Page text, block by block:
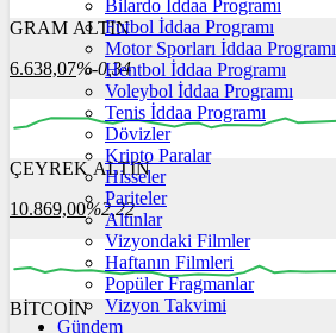
00:00 00:00 00:00
GRAM ALTIN
6.638,07%-0,34
00:00 00:00
ÇEYREK ALTIN
10.869,00%2,22
00:00 00:00 00:00
BİTCOİN
Bilardo İddaa Programı
Futbol İddaa Programı
Motor Sporları İddaa Programı
Hentbol İddaa Programı
Voleybol İddaa Programı
Tenis İddaa Programı
Dövizler
Kripto Paralar
Hisseler
Pariteler
Altınlar
Vizyondaki Filmler
Haftanın Filmleri
Popüler Fragmanlar
Vizyon Takvimi
Gündem